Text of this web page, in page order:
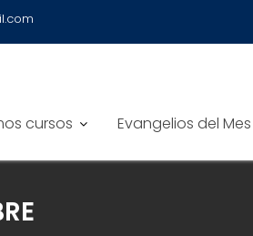
cursos Evangelios del Mes